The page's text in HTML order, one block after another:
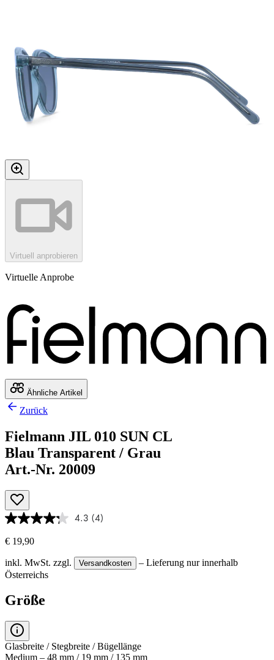
Virtuell anprobieren
Virtuelle Anprobe
Ähnliche Artikel
Zurück
Fielmann JIL 010 SUN CL
Blau Transparent / Grau
Art.-Nr. 20009
4.3 (4)
€ 19,90
inkl. MwSt. zzgl. Versandkosten
– Lieferung nur innerhalb
Österreichs
Größe
Glasbreite / Stegbreite / Bügellänge
Medium – 48 mm / 19 mm / 135 mm